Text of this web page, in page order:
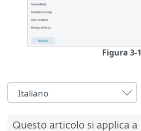
Figura 3-1
Italiano
Questo articolo si applica a